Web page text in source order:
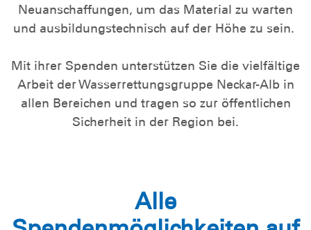
Neuanschaffungen, um das Material zu warten
und ausbildungstechnisch auf der Höhe zu sein.
Mit ihrer Spenden unterstützen Sie die vielfältige
Arbeit der Wasserrettungsgruppe Neckar-Alb in
allen Bereichen und tragen so zur öffentlichen
Sicherheit in der Region bei.
Alle